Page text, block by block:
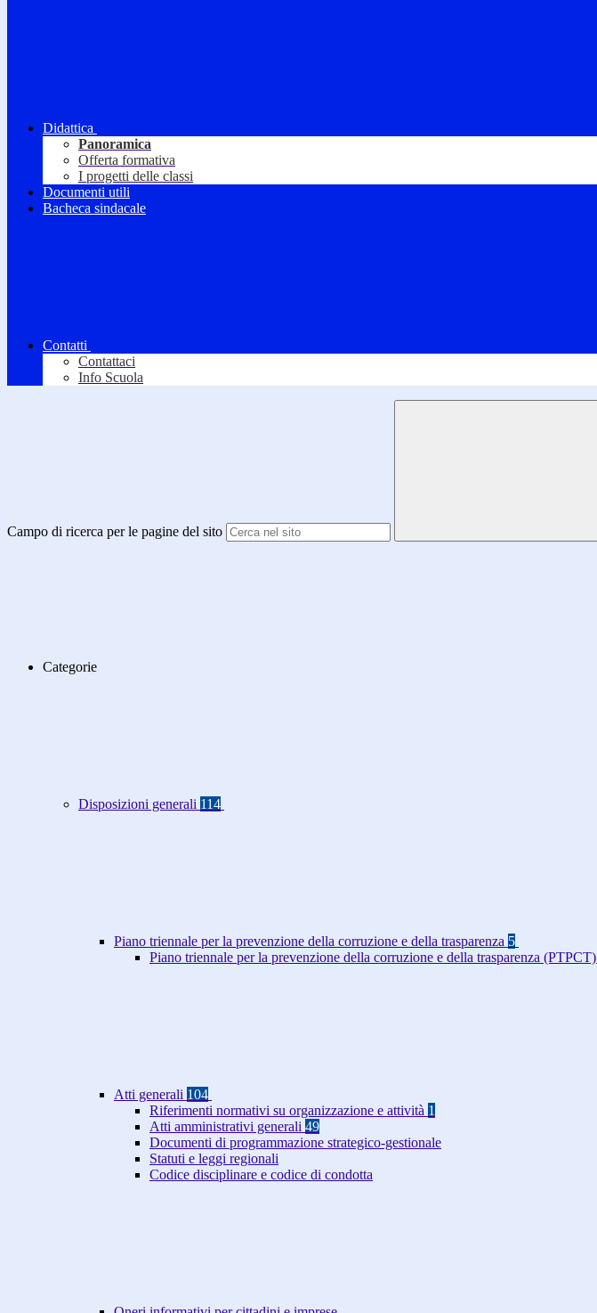
Didattica
Panoramica
Offerta formativa
I progetti delle classi
Documenti utili
Bacheca sindacale
Contatti
Contattaci
Info Scuola
Campo di ricerca per le pagine del sito
Categorie
Disposizioni generali 114
Piano triennale per la prevenzione della corruzione e della trasparenza 5
Piano triennale per la prevenzione della corruzione e della trasparenza (PTPCT)
Atti generali 104
Riferimenti normativi su organizzazione e attività 1
Atti amministrativi generali 49
Documenti di programmazione strategico-gestionale
Statuti e leggi regionali
Codice disciplinare e codice di condotta